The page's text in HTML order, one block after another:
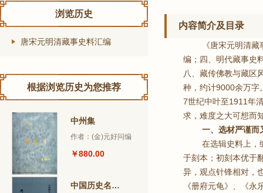
浏览历史
唐宋元明清藏事史料汇编
根据浏览历史为您推荐
中州集
作者：(金)元好问编
￥880.00
中国历史名人别传录丛书
内容简介及目录
《唐宋元明清
编；四、明代藏事史
八、藏传佛教与藏区
种，约计9000余万字
7世纪中叶至1911年
求，难度之大可想而
一、选材严谨而
在选辑史料上，
于刻本；初刻本优于
异，观点针锋相对，
《册府元龟》、《